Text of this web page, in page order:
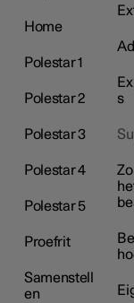
Home
Polestar 1
Polestar 2
Polestar 3
Polestar 4
Polestar 5
Proefrit
Samenstell
en
s